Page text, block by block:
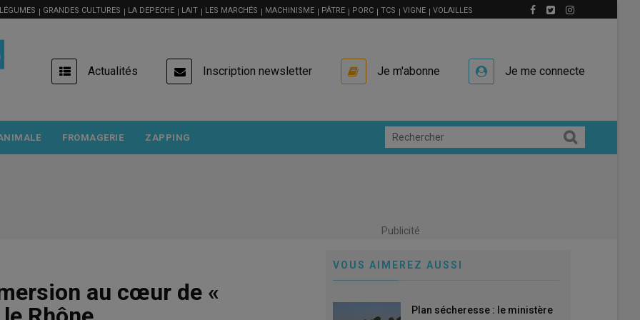
GRANDES CULTURES LA DEPECHE LAIT LES MARCHÉS MACHINISME PÂTRE PORC TCS VIGNE VOLAILLES
USER
ACCOUNT
MENU
Actualités Inscription newsletter Je m'abonne Je me connecte
FROMAGERIE ZAPPING
Publicité
au cœur de «
VOUS AIMEREZ AUSSI
Plan sécheresse : le ministère